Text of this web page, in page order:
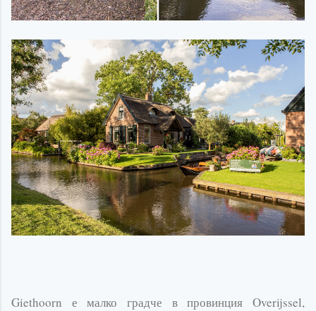
Giethoorn е малко градче в провинция Overijssel,